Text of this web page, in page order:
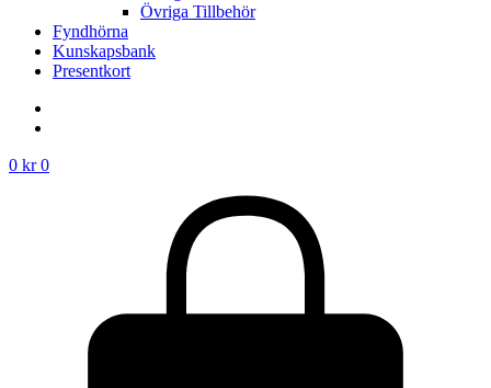
Övriga Tillbehör
Fyndhörna
Kunskapsbank
Presentkort
0 kr 0